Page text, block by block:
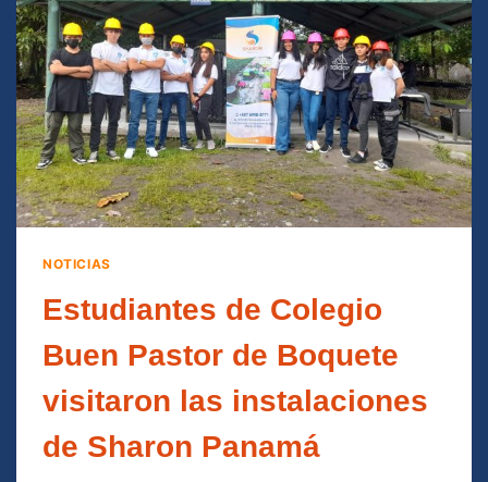
NOTICIAS
Estudiantes de Colegio
Buen Pastor de Boquete
visitaron las instalaciones
de Sharon Panamá